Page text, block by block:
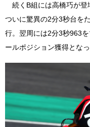
続くB組には高橋巧が登
ついに驚異の2分3秒台を
行。翌周には2分3秒963
ールポジション獲得となっ